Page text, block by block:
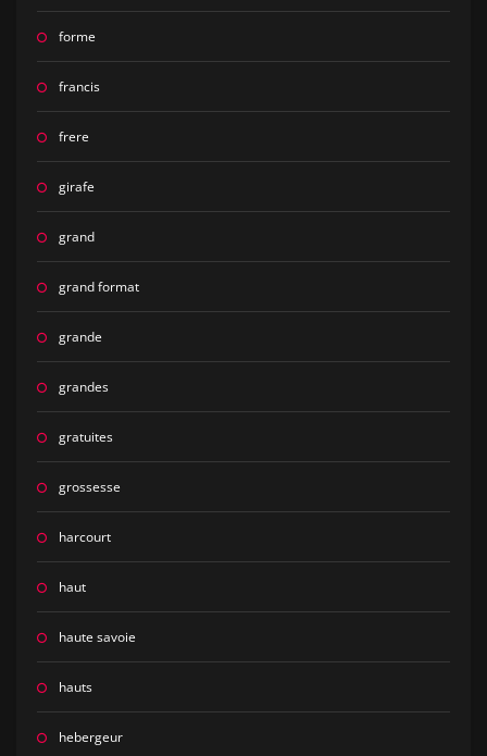
forme
francis
frere
girafe
grand
grand format
grande
grandes
gratuites
grossesse
harcourt
haut
haute savoie
hauts
hebergeur